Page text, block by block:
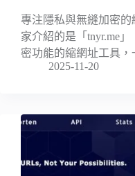
專注隱私與無縫加密
家介紹的是「tnyr.me
密功能的縮網址工具
2025-11-20